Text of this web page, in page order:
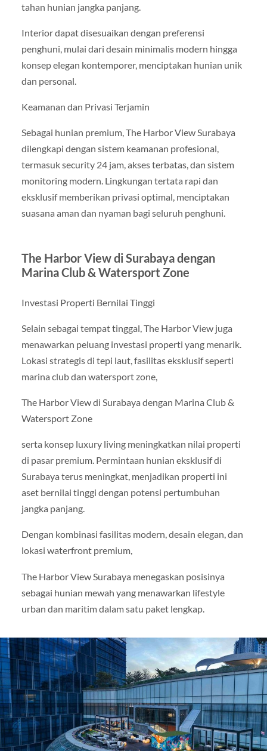
tahan hunian jangka panjang.
Interior dapat disesuaikan dengan preferensi
penghuni, mulai dari desain minimalis modern hingga
konsep elegan kontemporer, menciptakan hunian unik
dan personal.
Keamanan dan Privasi Terjamin
Sebagai hunian premium, The Harbor View Surabaya
dilengkapi dengan sistem keamanan profesional,
termasuk security 24 jam, akses terbatas, dan sistem
monitoring modern. Lingkungan tertata rapi dan
eksklusif memberikan privasi optimal, menciptakan
suasana aman dan nyaman bagi seluruh penghuni.
The Harbor View di Surabaya dengan
Marina Club & Watersport Zone
Investasi Properti Bernilai Tinggi
Selain sebagai tempat tinggal, The Harbor View juga
menawarkan peluang investasi properti yang menarik.
Lokasi strategis di tepi laut, fasilitas eksklusif seperti
marina club dan watersport zone,
The Harbor View di Surabaya dengan Marina Club &
Watersport Zone
serta konsep luxury living meningkatkan nilai properti
di pasar premium. Permintaan hunian eksklusif di
Surabaya terus meningkat, menjadikan properti ini
aset bernilai tinggi dengan potensi pertumbuhan
jangka panjang.
Dengan kombinasi fasilitas modern, desain elegan, dan
lokasi waterfront premium,
The Harbor View Surabaya menegaskan posisinya
sebagai hunian mewah yang menawarkan lifestyle
urban dan maritim dalam satu paket lengkap.